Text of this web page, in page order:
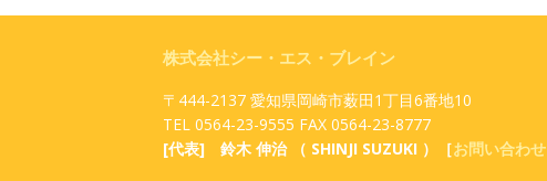
株式会社シー・エス・ブレイン
〒444-2137 愛知県岡崎市薮田1丁目6番地10
TEL 0564-23-9555 FAX 0564-23-8777
[代表] 鈴木 伸治 （ SHINJI SUZUKI ）［お問い合わせ